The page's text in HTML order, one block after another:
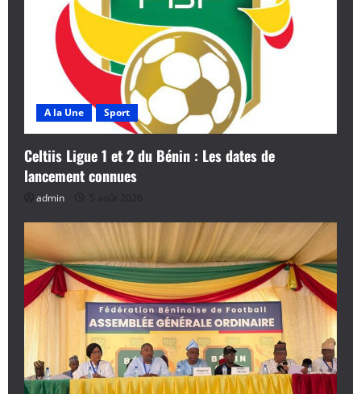
eA la Une Sport
Celtiis Ligue 1 et 2 du Bénin : Les dates de
lancement connues
admin 5 août 2026